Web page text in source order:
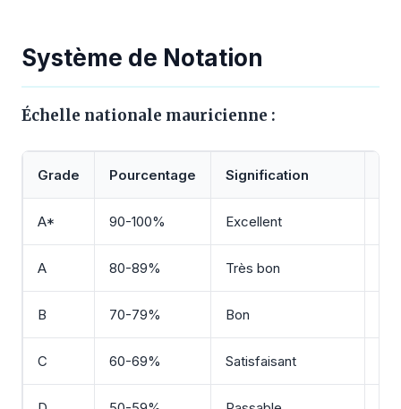
Système de Notation
Échelle nationale mauricienne :
Grade Pourcentage Signification
A* 90-100% Excellent
A 80-89% Très bon
B 70-79% Bon
C 60-69% Satisfaisant